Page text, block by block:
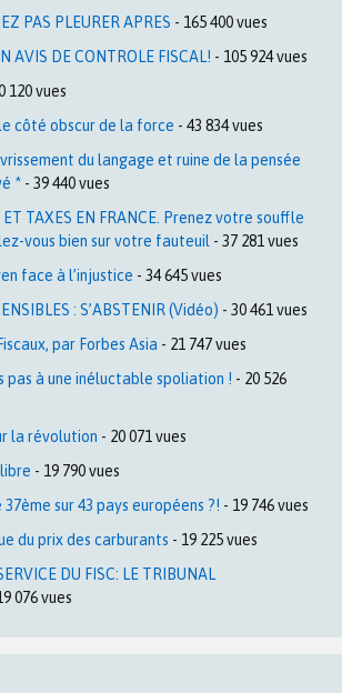
PAS PLEURER APRES - 165 400 vues
AVIS DE CONTROLE FISCAL! - 105 924 vues
120 vues
côté obscur de la force - 43 834 vues
du langage et ruine de la pensée
* - 39 440 vues
ET TAXES EN FRANCE. Prenez votre souffle
vous bien sur votre fauteuil - 37 281 vues
face à l’injustice - 34 645 vues
: S’ABSTENIR (Vidéo) - 30 461 vues
par Forbes Asia - 21 747 vues
pas à une inéluctable spoliation ! - 20 526
la révolution - 20 071 vues
- 19 790 vues
37ème sur 43 pays européens ?! - 19 746 vues
du prix des carburants - 19 225 vues
DU FISC: LE TRIBUNAL
076 vues